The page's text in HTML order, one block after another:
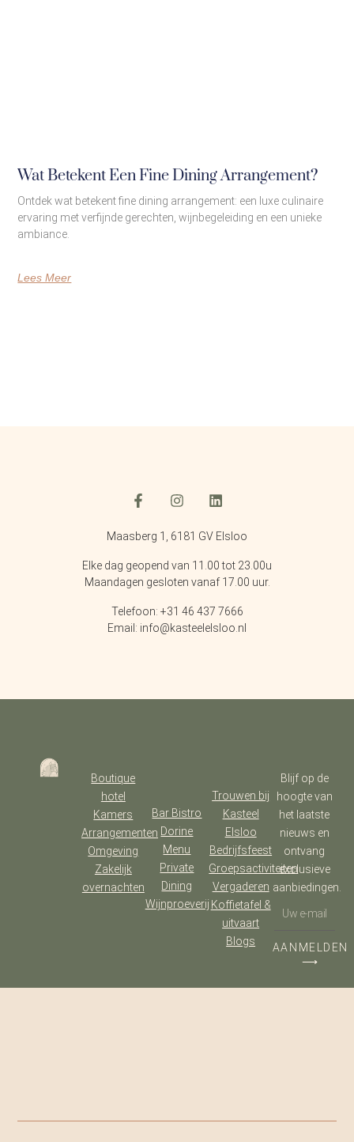
Wat Betekent Een Fine Dining Arrangement?
Ontdek wat betekent fine dining arrangement: een luxe culinaire
ervaring met verfijnde gerechten, wijnbegeleiding en een unieke
ambiance.
Lees Meer
Maasberg 1, 6181 GV Elsloo
Elke dag geopend van 11.00 tot 23.00u
Maandagen gesloten vanaf 17.00 uur.
Telefoon: +31 46 437 7666
Email: info@kasteelelsloo.nl
Boutique
hotel
Kamers
Arrangementen
Omgeving
Zakelijk
overnachten
Bar Bistro
Dorine
Menu
Private
Dining
Wijnproeverij
Trouwen bij
Kasteel
Elsloo
Bedrijfsfeest
Groepsactiviteiten
Vergaderen
Koffietafel &
uitvaart
Blogs
Blijf op de
hoogte van
het laatste
nieuws en
ontvang
exclusieve
aanbiedingen.
AANMELDEN
⟶